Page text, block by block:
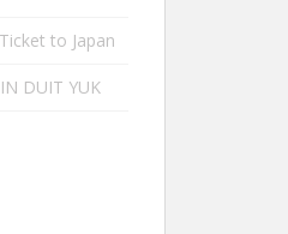
to Japan
DUIT YUK